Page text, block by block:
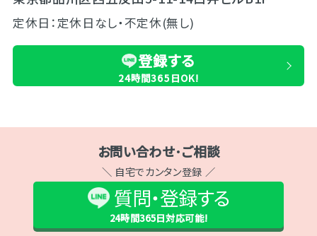
定休日：定休日なし・不定休(無し)
登録する
24時間365日OK!
お問い合わせ･ご相談
＼ 自宅でカンタン登録 ／
質問・登録する
24時間365日対応可能!